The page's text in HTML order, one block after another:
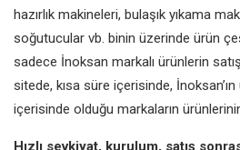
hazırlık makineleri, bulaşık yıkama
soğutucular vb. binin üzerinde ürün
sadece İnoksan markalı ürünlerin
sitede, kısa süre içerisinde, İnoksan’ın
içerisinde olduğu markaların
Hızlı sevkiyat, kurulum, satış